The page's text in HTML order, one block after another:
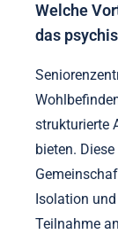
Welche
das
strukturierte
bieten.
Isolation
Teilnahme